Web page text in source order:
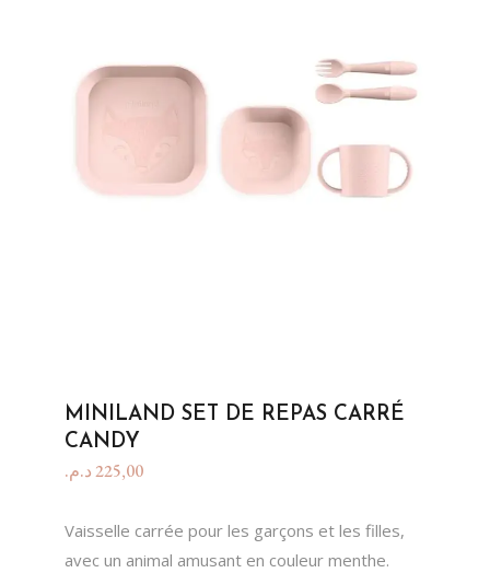
MINILAND SET DE REPAS CARRÉ
CANDY
225,00د.م.
Vaisselle carrée pour les garçons et les filles,
avec un animal amusant en couleur menthe.